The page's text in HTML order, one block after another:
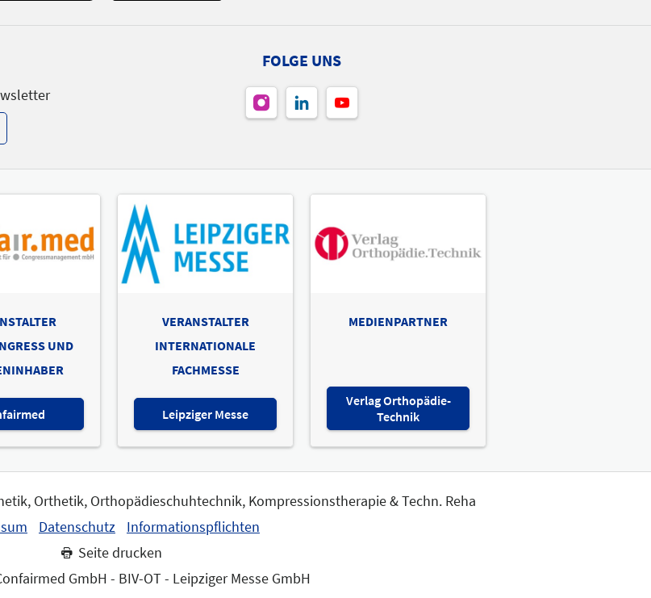
FOLGE UNS
UND
VERANSTALTER
INTERNATIONALE
FACHMESSE
Leipziger Messe
MEDIENPARTNER
Verlag Orthopädie-
Technik
Orthetik, Orthopädieschuhtechnik, Kompressionstherapie & Techn. Reha
Datenschutz
Informationspflichten
Seite drucken
GmbH - BIV-OT - Leipziger Messe GmbH